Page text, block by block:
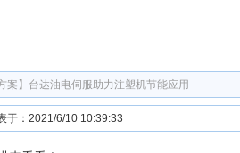
案】 台达油电伺服助力注塑机节能应用
于：2021/6/10 10:39:33